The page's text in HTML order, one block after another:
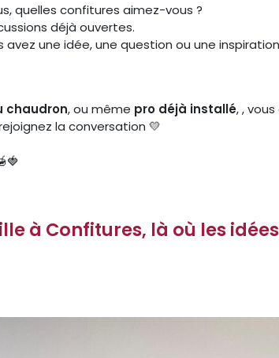
quelles confitures aimez-vous ?
déjà ouvertes.
avez une idée, une question ou une
chaudron, ou même pro déjà installé, ,
la conversation 💛
à Confitures, là où les